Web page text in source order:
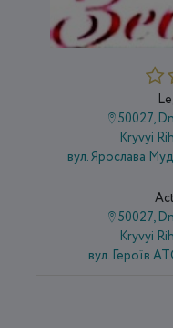
50027,
Kryvyi
вул. Ярослава
50027,
Kryvyi
вул. Героїв